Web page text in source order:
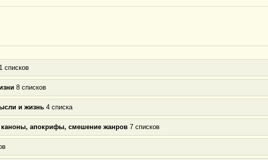
списков
8 списков
и жизнь 4 списка
апокрифы, смешение жанров 7 списков